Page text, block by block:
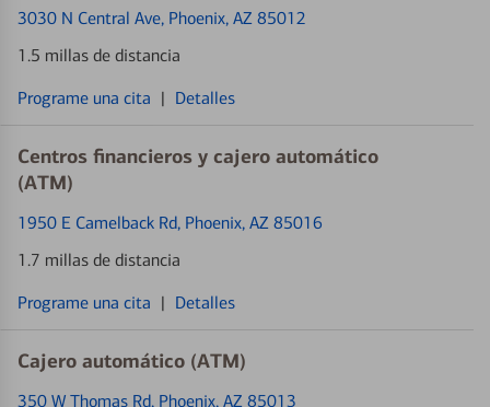
3030 N Central Ave, Phoenix, AZ 85012
1.5 millas de distancia
Programe una cita | Detalles
Centros financieros y cajero automático
(ATM)
1950 E Camelback Rd, Phoenix, AZ 85016
1.7 millas de distancia
Programe una cita | Detalles
Cajero automático (ATM)
350 W Thomas Rd, Phoenix, AZ 85013